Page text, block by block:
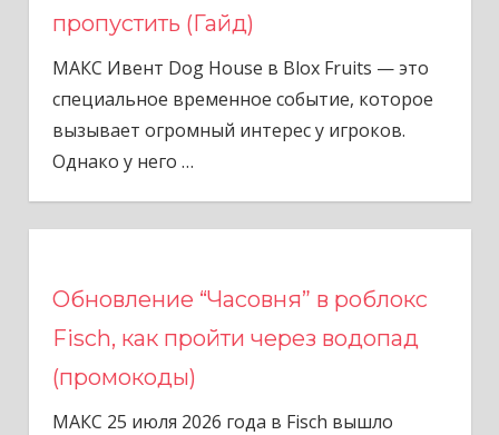
пропустить (Гайд)
МАКС Ивент Dog House в Blox Fruits — это
специальное временное событие, которое
вызывает огромный интерес у игроков.
Однако у него …
Обновление “Часовня” в роблокс
Fisch, как пройти через водопад
(промокоды)
МАКС 25 июля 2026 года в Fisch вышло